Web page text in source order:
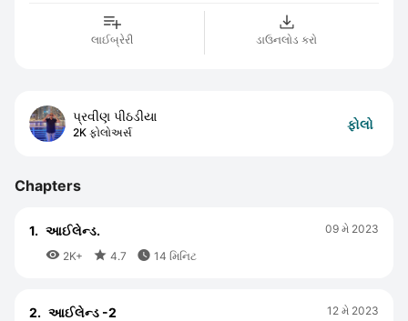
લાઈબ્રેરી ડાઉનલોડ કરો
પ્રવીણ પીઠડીયા
2K ફોલોઅર્સ
ફોલો
Chapters
1. આઈલેન્ડ.
 2K+  4.7  14 મિનિટ
09 મે 2023
2. આઈલેન્ડ -2 12 મે 2023